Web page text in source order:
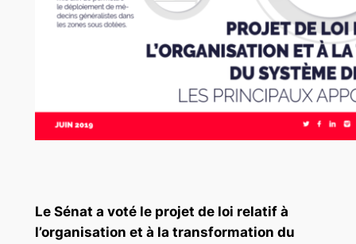
Le Sénat a voté le projet de loi relatif à
l’organisation et à la transformation du